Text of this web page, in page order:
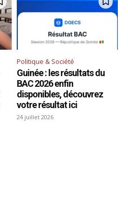
Politique & Société
Guinée : les résultats du
BAC 2026 enfin
disponibles, découvrez
votre résultat ici
24 juillet 2026